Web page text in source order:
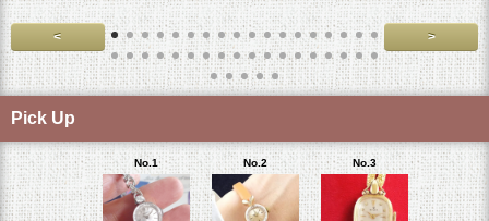
< >
Pick Up
No.1 No.2 No.3 No.4